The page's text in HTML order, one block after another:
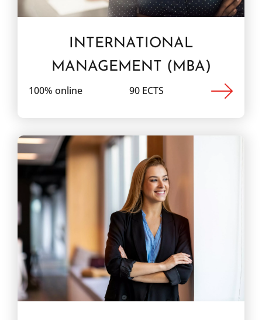
INTERNATIONAL
MANAGEMENT (MBA)
100% online 90 ECTS